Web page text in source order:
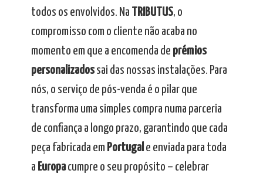
todos os envolvidos. Na
TRIBUTUS, o
compromisso com o cliente não acaba no
momento em que a encomenda de prémios
personalizadossai das nossas instalações. Para
nós, o serviço de pós-venda é o pilar que
transforma uma simples compra numa parceria
de confiança a longo prazo, garantindo que cada
peça fabricada em Portugal e enviada para toda
a Europacumpre o seu propósito – celebrar